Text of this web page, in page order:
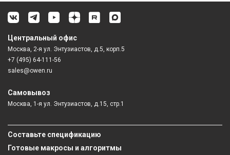
Центральный офис
Москва, 2-я ул. Энтузиастов, д.5, корп.5
+7 (495) 64-111-56
sales@owen.ru
Самовывоз
Москва, 1-я ул. Энтузиастов, д.15, стр.1
Составьте спецификацию
Готовые макросы и алгоритмы